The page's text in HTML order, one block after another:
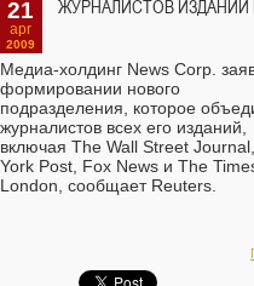
21
apr
2009
ЖУРНАЛИСТОВ ИЗДАНИЙ
Медиа-холдинг News Corp.
формировании нового
подразделения, которое
журналистов всех его изданий,
включая The Wall Street
York Post, Fox News и The
London, сообщает Reuters.